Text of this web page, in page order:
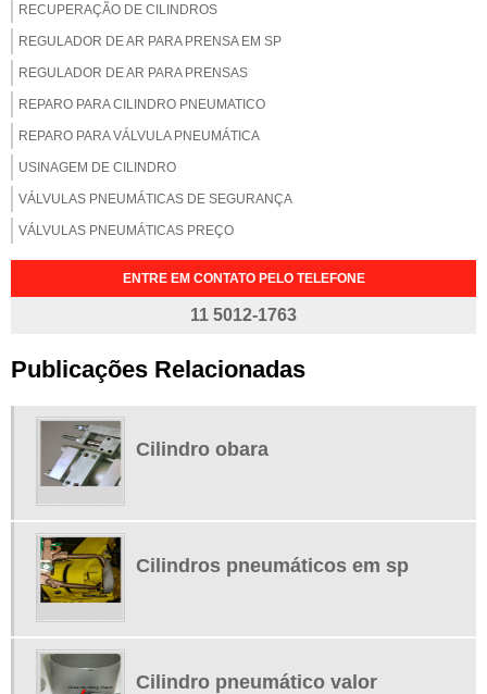
RECUPERAÇÃO DE CILINDROS
REGULADOR DE AR PARA PRENSA EM SP
REGULADOR DE AR PARA PRENSAS
REPARO PARA CILINDRO PNEUMATICO
REPARO PARA VÁLVULA PNEUMÁTICA
USINAGEM DE CILINDRO
VÁLVULAS PNEUMÁTICAS DE SEGURANÇA
VÁLVULAS PNEUMÁTICAS PREÇO
ENTRE EM CONTATO PELO TELEFONE
11 5012-1763
Publicações Relacionadas
Cilindro obara
Cilindros pneumáticos em sp
Cilindro pneumático valor